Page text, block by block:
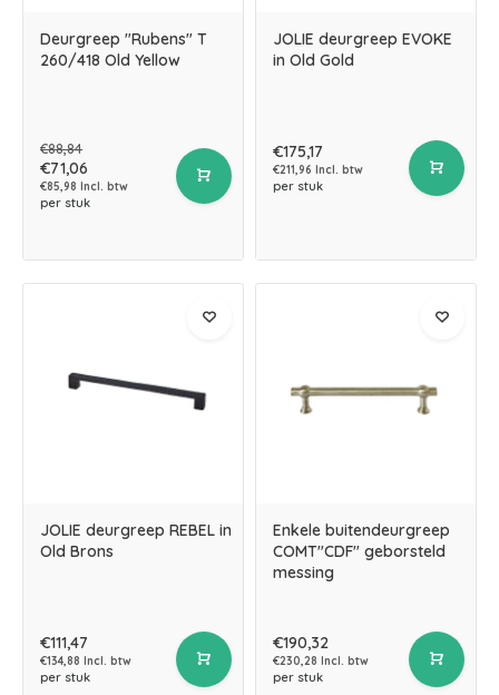
Deurgreep "Rubens" T
260/418 Old Yellow
€88,84
€71,06
€85,98 Incl. btw
per stuk
JOLIE deurgreep EVOKE
in Old Gold
€175,17
€211,96 Incl. btw
per stuk
JOLIE deurgreep REBEL in
Old Brons
€111,47
€134,88 Incl. btw
per stuk
Enkele buitendeurgreep
COMT"CDF" geborsteld
messing
€190,32
€230,28 Incl. btw
per stuk